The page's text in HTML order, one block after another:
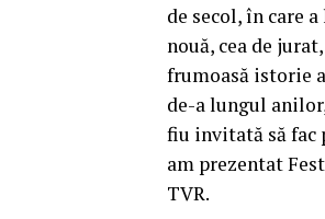
de secol, în care
nouă, cea de
frumoasă istorie
de-a lungul
fiu invitată să fac
am prezentat
TVR.